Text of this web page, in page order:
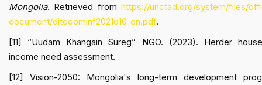
Mongolia. Retrieved from https://unctad.org/system/files/
document/ditccominf2021d10_en.pdf.
[11] “Uudam Khangain Sureg” NGO. (2023). Herder
income need assessment.
[12] Vision-2050: Mongolia's long-term development